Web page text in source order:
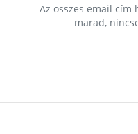
Az összes email cím
marad,